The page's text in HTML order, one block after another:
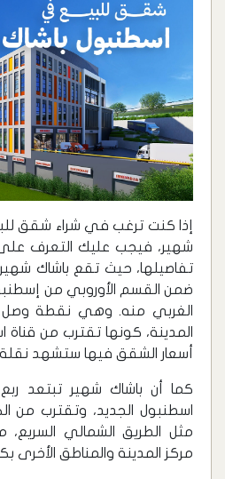
إذا كنت ترغب في شراء‏ شقق
شهير، فيجب عليك التعرف
تفاصيلها، حيث تقع باشاك
ضمن القسم الأوروبي من
الغربي منه. وهي نقطة
المدينة، كونها تقترب من قناة
أسعار الشقق فيها ستشهد
كما أن باشاك شهير تبتعد
اسطنبول الجديد، وتقترب من
مثل الطريق الشمالي السريع،
مركز المدينة والمناطق الأخرى